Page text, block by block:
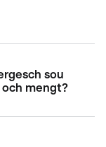
sou
mengt?